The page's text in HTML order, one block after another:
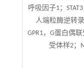
呼吸因子1；
人端粒酶逆转
GPR1，G蛋白偶联
受体样2；